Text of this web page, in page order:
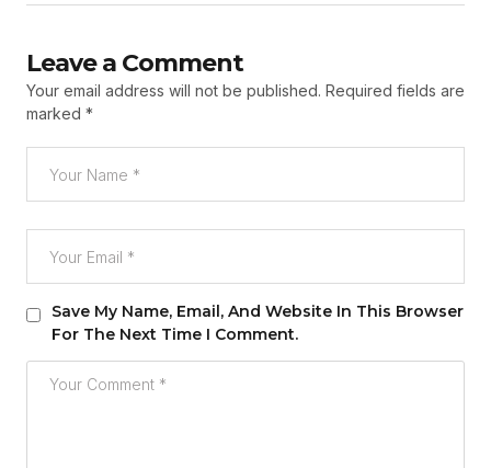
Leave a Comment
Your email address will not be published. Required fields are
marked *
Save My Name, Email, And Website In This Browser
For The Next Time I Comment.